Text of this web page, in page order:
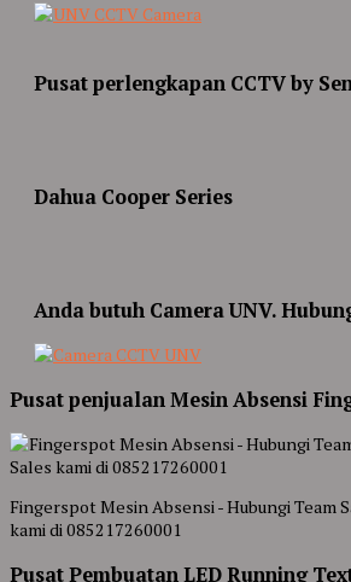
Pusat perlengkapan CCTV by
Dahua Cooper Series
Anda butuh Camera UNV.
Pusat penjualan Mesin Absensi
Fingerspot Mesin Absensi - Hubungi Team
kami di 085217260001
Pusat Pembuatan LED Running